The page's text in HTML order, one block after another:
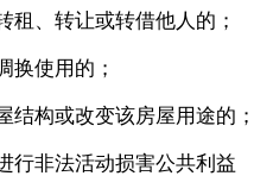
租、转让或转借他人的；
换使用的；
结构或改变该房屋用途的；
行非法活动损害公共利益